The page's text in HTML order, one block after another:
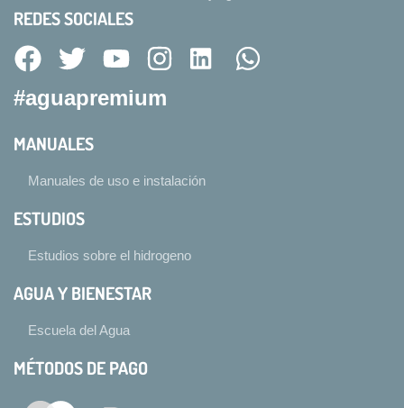
REDES SOCIALES
#aguapremium
MANUALES
Manuales de uso e instalación
ESTUDIOS
Estudios sobre el hidrogeno
AGUA Y BIENESTAR
Escuela del Agua
MÉTODOS DE PAGO